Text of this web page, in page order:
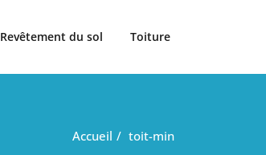
Revêtement du sol Toiture
Accueil toit-min